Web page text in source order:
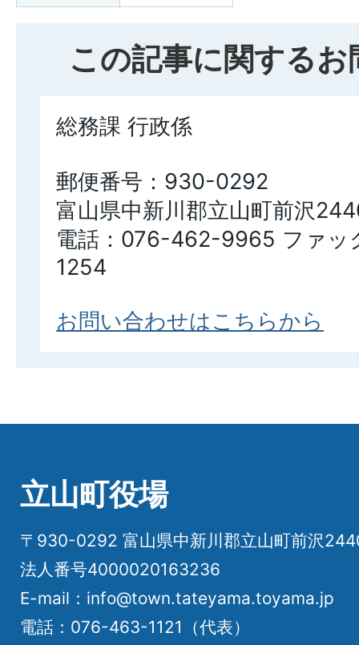
この記事に関する
総務課 行政係
郵便番号：930-0292
富山県中新川郡立山町前沢
電話：076-462-9965 ファ
1254
お問い合わせはこちらから
立山町役場
〒930-0292 富山県中新川郡立山町前沢
法人番号4000020163236
E-mail：info@town.tateyama.toyama.jp
電話：076-463-1121（代表）